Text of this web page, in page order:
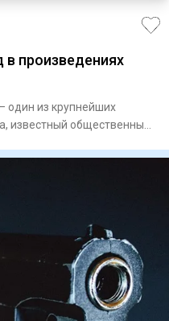
произведениях
один из крупнейших
известный общественный